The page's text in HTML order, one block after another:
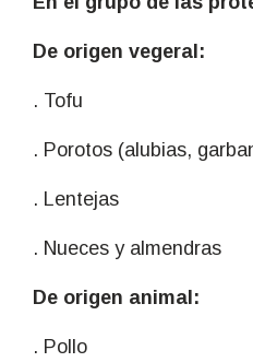
De origen vegeral:
. Tofu
. Porotos (alubias,
. Lentejas
. Nueces y almendras
De origen animal:
. Pollo